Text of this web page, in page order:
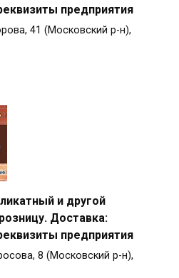
предприятия
41 (Московский р-н),
и другой
Доставка:
предприятия
8 (Московский р-н),